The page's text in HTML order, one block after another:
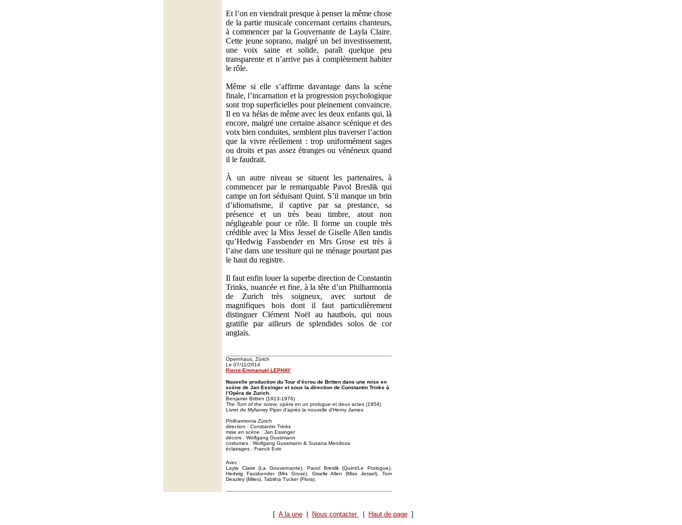
Et l’on en viendrait presque à penser la même chose
de la partie musicale concernant certains chanteurs,
à commencer par la Gouvernante de Layla Claire.
Cette jeune soprano, malgré un bel investissement,
une voix saine et solide, paraît quelque peu
transparente et n’arrive pas à complètement habiter
le rôle.
Même si elle s’affirme davantage dans la scène
finale, l’incarnation et la progression psychologique
sont trop superficielles pour pleinement convaincre.
Il en va hélas de même avec les deux enfants qui, là
encore, malgré une certaine aisance scénique et des
voix bien conduites, semblent plus traverser l’action
que la vivre réellement : trop uniformément sages
ou droits et pas assez étranges ou vénéneux quand
il le faudrait.
À un autre niveau se situent les partenaires, à
commencer par le remarquable Pavol Breslik qui
campe un fort séduisant Quint. S’il manque un brin
d’idiomatisme, il captive par sa prestance, sa
présence et un très beau timbre, atout non
négligeable pour ce rôle. Il forme un couple très
crédible avec la Miss Jessel de Giselle Allen tandis
qu’Hedwig Fassbender en Mrs Grose est très à
l’aise dans une tessiture qui ne ménage pourtant pas
le haut du registre.
Il faut enfin louer la superbe direction de Constantin
Trinks, nuancée et fine, à la tête d’un Philharmonia
de Zurich très soigneux, avec surtout de
magnifiques bois dont il faut particulièrement
distinguer Clément Noël au hautbois, qui nous
gratifie par ailleurs de splendides solos de cor
anglais.
Opernhaus, Zürich
Le 07/11/2014
Pierre-Emmanuel LEPHAY
Nouvelle production du Tour d’écrou de Britten dans une mise en
scène de Jan Essinger et sous la direction de Constantin Trinks à
l’Opéra de Zurich.
Benjamin Britten (1913-1976)
The Turn of the screw, opéra en un prologue et deux actes (1954)
Livret de Myfanwy Piper d'après la nouvelle d'Henry James
Philharmonia Zürich
direction : Constantin Trinks
mise en scène : Jan Essinger
décors : Wolfgang Gussmann
costumes : Wolfgang Gussmann & Susana Mendoza
éclairages : Franck Evin
Avec :
Layla Claire (La Gouvernante), Pavol Breslik (Quint/Le Prologue),
Hedwig Fassbender (Mrs Grose), Giselle Allen (Miss Jessel), Tom
Deazley (Miles), Tabitha Tucker (Flora).
[ A la une| Nous contacter Haut de page]